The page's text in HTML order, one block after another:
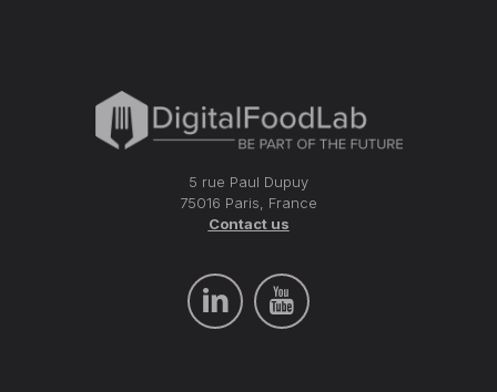
5 rue Paul Dupuy
75016 Paris, France
Contact us